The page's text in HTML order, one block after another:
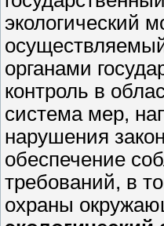
экологический
органами
контроль в
система мер,
нарушения
обеспечение
требований, в
охраны